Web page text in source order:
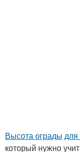
Высота ограды
который нужно